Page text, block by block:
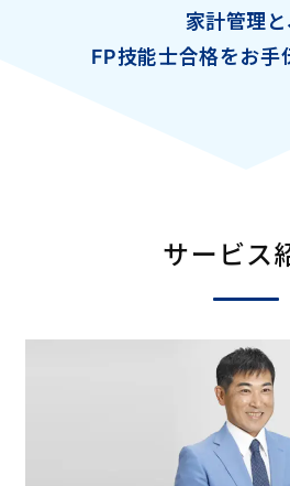
家計管理と
FP技能士合格をお手
サービス